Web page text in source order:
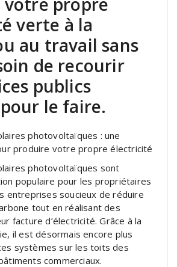
verte à la
au travail sans
de recourir
publics
le faire.
photovoltaïques : une
produire votre propre électricité
photovoltaïques sont
populaire pour les propriétaires
entreprises soucieux de réduire
tout en réalisant des
facture d’électricité. Grâce à la
il est désormais encore plus
systèmes sur les toits des
commerciaux.